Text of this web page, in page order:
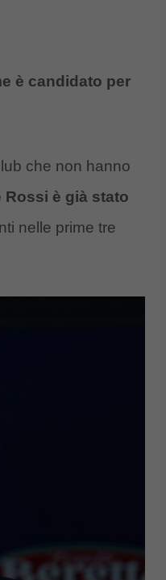
è candidato per
che non hanno
Rossi è già stato
nelle prime tre